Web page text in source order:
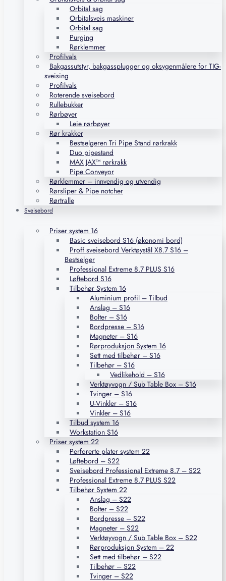
Orbital sag
Orbitalsveis maskiner
Orbital sag
Purging
Rørklemmer
Profilvals
Bakgassutstyr, bakgassplugger og oksygenmålere for TIG-
sveising
Profilvals
Roterende sveisebord
Rullebukker
Rørbøyer
Leie rørbøyer
Rør krakker
Bestselgeren Tri Pipe Stand rørkrakk
Duo pipestand
MAX JAX™ rørkrakk
Pipe Conveyor
Rørklemmer – innvendig og utvendig
Rørsliper & Pipe notcher
Rørtralle
Sveisebord
Priser system 16
Basic sveisebord S16 (økonomi bord)
Proff sveisebord Verktøystål X8.7 S16 –
Bestselger
Professional Extreme 8.7 PLUS S16
Løftebord S16
Tilbehør System 16
Aluminium profil – Tilbud
Anslag – S16
Bolter – S16
Bordpresse – S16
Magneter – S16
Rørproduksjon System 16
Sett med tilbehør – S16
Tilbehør – S16
Vedlikehold – S16
Verktøyvogn / Sub Table Box – S16
Tvinger – S16
U-Vinkler – S16
Vinkler – S16
Tilbud system 16
Workstation S16
Priser system 22
Perforerte plater system 22
Løftebord – S22
Sveisebord Professional Extreme 8.7 – S22
Professional Extreme 8.7 PLUS S22
Tilbehør System 22
Anslag – S22
Bolter – S22
Bordpresse – S22
Magneter – S22
Verktøyvogn / Sub Table Box – S22
Rørproduksjon System – 22
Sett med tilbehør – S22
Tilbehør – S22
Tvinger – S22